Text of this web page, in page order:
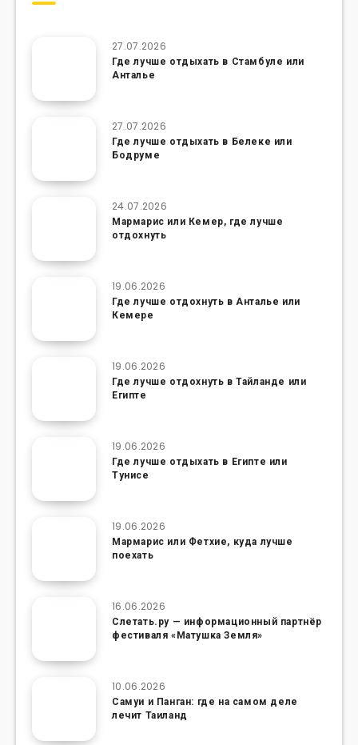
27.07.2026
Где лучше отдыхать в Стамбуле или
Анталье
27.07.2026
Где лучше отдыхать в Белеке или
Бодруме
24.07.2026
Мармарис или Кемер, где лучше
отдохнуть
19.06.2026
Где лучше отдохнуть в Анталье или
Кемере
19.06.2026
Где лучше отдохнуть в Тайланде или
Египте
19.06.2026
Где лучше отдыхать в Египте или
Тунисе
19.06.2026
Мармарис или Фетхие, куда лучше
поехать
16.06.2026
Слетать.ру — информационный партнёр
фестиваля «Матушка Земля»
10.06.2026
Самуи и Панган: где на самом деле
лечит Таиланд